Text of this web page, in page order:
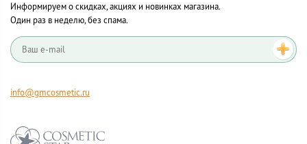
Информируем о скидках, акциях и новинках магазина.
Один раз в неделю, без спама.
info@gmcosmetic.ru